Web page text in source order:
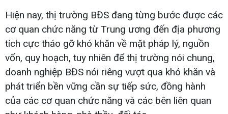
Hiện nay, thị trường BĐS đang từng bước được các
cơ quan chức năng từ Trung ương đến địa phương
tích cực tháo gỡ khó khăn về mặt pháp lý, nguồn
vốn, quy hoạch, tuy nhiên để thị trường nói chung,
doanh nghiệp BĐS nói riêng vượt qua khó khăn và
phát triển bền vững cần sự tiếp sức, đồng hành
của các cơ quan chức năng và các bên liên quan